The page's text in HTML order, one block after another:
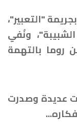
(عام 399 ق.م) بجريمة "التعبير"،
ونُفي
روما بالتهمة
عديدة وصدرت